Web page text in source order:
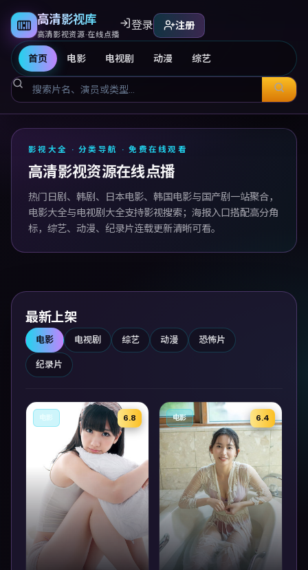
高清影视库
高清影视资源·在线点播
首页 电影 电视剧 动漫 综艺
登录 注册
高清影视库
影视大全 · 分类导航 · 免费在线观看
高清影视资源在线点播
热门日剧、韩剧、日本电影、韩国电影与国产剧一站聚合，
电影大全与电视剧大全支持影视搜索；海报入口搭配高分角
标，综艺、动漫、纪录片连载更新清晰可看。
最新上架
电影 电视剧 综艺 动漫 恐怖片
纪录片
6.8
电影 6.4
电影